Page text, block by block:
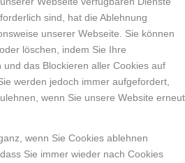
sind, hat die Ablehnung
unserer Webseite. Sie können
löschen, indem Sie Ihre
das Blockieren aller Cookies auf
werden jedoch immer aufgefordert,
wenn Sie unsere Website erneut
wenn Sie Cookies ablehnen
Sie immer wieder nach Cookies